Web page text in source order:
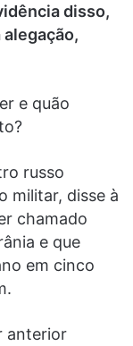
disso,
e quão
russo
militar, disse à
chamado
e que
em cinco
anterior